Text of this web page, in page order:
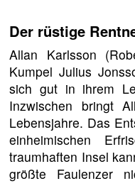
Der rüstige
Allan Karlsson
Kumpel Julius
sich gut in ihrem
Inzwischen bringt
Lebensjahre. Das
einheimischen
traumhaften Insel
größte Faulenzer